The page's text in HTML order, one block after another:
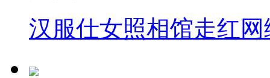
汉服仕女照相馆走红网